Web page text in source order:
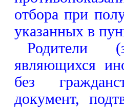
отбора при
указанных в
Родители
являющихся
без
документ,